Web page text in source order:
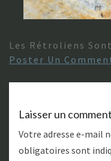
Les Rétroliens
Poster Un
Laisser un
Votre adresse e-mail
obligatoires sont